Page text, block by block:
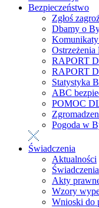
Bezpieczeństwo
Zgłoś
Dbamy o
RAPORT
RAPORT
Statystyka
ABC
POMOC
Pogoda w
Świadczenia
Aktualności
Akty
Wzory
Wnioski do